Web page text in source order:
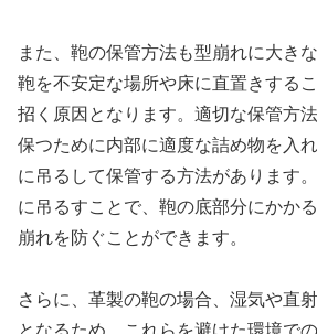
また、鞄の保管方法も型崩れに大き
鞄を不安定な場所や床に直置きする
招く原因となります。適切な保管方
保つために内部に適度な詰め物を入
に吊るして保管する方法があります
に吊るすことで、鞄の底部分にかか
崩れを防ぐことができます。
さらに、革製の鞄の場合、湿気や直